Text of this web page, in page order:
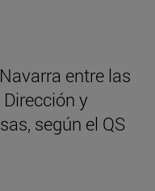
entre las
y
según el QS